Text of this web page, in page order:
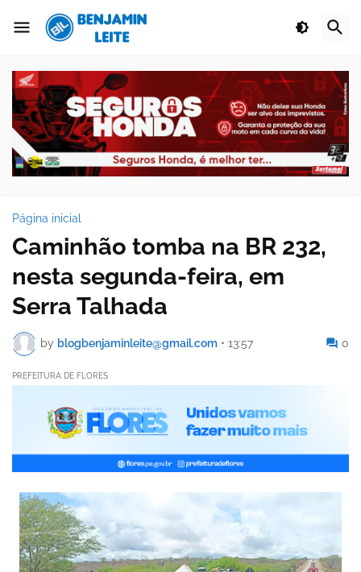
Página inicial
Caminhão tomba na BR 232,
nesta segunda-feira, em
Serra Talhada
by blogbenjaminleite@gmail.com • 13:57 0
PREFEITURA DE FLORES